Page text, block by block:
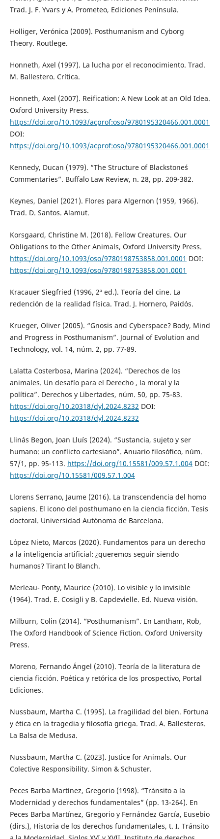
Trad. J. F. Yvars y A. Prometeo, Ediciones Península.
Holliger, Verónica (2009). Posthumanism and Cyborg
Theory. Routlege.
Honneth, Axel (1997). La lucha por el reconocimiento. Trad.
M. Ballestero. Crítica.
Honneth, Axel (2007). Reification: A New Look at an Old Idea.
Oxford University Press.
https://doi.org/10.1093/acprof:oso/9780195320466.001.0001
DOI:
https://doi.org/10.1093/acprof:oso/9780195320466.001.0001
Kennedy, Ducan (1979). “The Structure of Blackstone´s
Commentaries”. Buffalo Law Review, n. 28, pp. 209-382.
Keynes, Daniel (2021). Flores para Algernon (1959, 1966).
Trad. D. Santos. Alamut.
Korsgaard, Christine M. (2018). Fellow Creatures. Our
Obligations to the Other Animals, Oxford University Press.
https://doi.org/10.1093/oso/9780198753858.001.0001 DOI:
https://doi.org/10.1093/oso/9780198753858.001.0001
Kracauer Siegfried (1996, 2ª ed.). Teoría del cine. La
redención de la realidad física. Trad. J. Hornero, Paidós.
Krueger, Oliver (2005). “Gnosis and Cyberspace? Body, Mind
and Progress in Posthumanism”. Journal of Evolution and
Technology, vol. 14, núm. 2, pp. 77-89.
Lalatta Costerbosa, Marina (2024). “Derechos de los
animales. Un desafío para el Derecho , la moral y la
política”. Derechos y Libertades, núm. 50, pp. 75-83.
https://doi.org/10.20318/dyl.2024.8232 DOI:
https://doi.org/10.20318/dyl.2024.8232
Llinás Begon, Joan Lluís (2024). “Sustancia, sujeto y ser
humano: un conflicto cartesiano”. Anuario filosófico, núm.
57/1, pp. 95-113. https://doi.org/10.15581/009.57.1.004DOI:
https://doi.org/10.15581/009.57.1.004
Llorens Serrano, Jaume (2016). La transcendencia del homo
sapiens. El icono del posthumano en la ciencia ficción. Tesis
doctoral. Universidad Autónoma de Barcelona.
López Nieto, Marcos (2020). Fundamentos para un derecho
a la inteligencia artificial: ¿queremos seguir siendo
humanos? Tirant lo Blanch.
Merleau- Ponty, Maurice (2010). Lo visible y lo invisible
(1964). Trad. E. Cosigli y B. Capdevielle. Ed. Nueva visión.
Milburn, Colin (2014). “Posthumanism”. En Lantham, Rob,
The Oxford Handbook of Science Fiction. Oxford University
Press.
Moreno, Fernando Ángel (2010). Teoría de la literatura de
ciencia ficción. Poética y retórica de los prospectivo, Portal
Ediciones.
Nussbaum, Martha C. (1995). La fragilidad del bien. Fortuna
y ética en la tragedia y filosofía griega. Trad. A. Ballesteros.
La Balsa de Medusa.
Nussbaum, Martha C. (2023). Justice for Animals. Our
Colective Responsibility. Simon & Schuster.
Peces Barba Martínez, Gregorio (1998). “Tránsito a la
Modernidad y derechos fundamentales” (pp. 13-264). En
Peces Barba Martínez, Gregorio y Fernández García, Eusebio
(dirs.), Historia de los derechos fundamentales, t. I. Tránsito